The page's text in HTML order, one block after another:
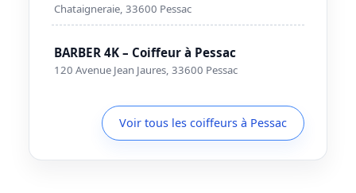
Chataigneraie, 33600 Pessac
BARBER 4K – Coiffeur à Pessac
120 Avenue Jean Jaures, 33600 Pessac
Voir tous les coiffeurs à Pessac